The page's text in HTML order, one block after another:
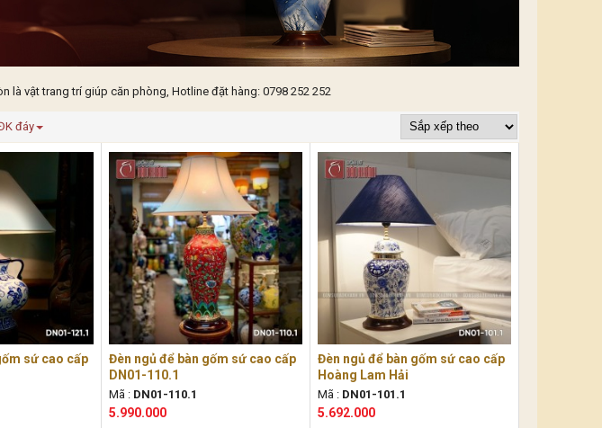
là vật trang trí giúp căn phòng, Hotline đặt hàng: 0798 252 252
đáy
sứ cao cấp
Đèn ngủ để bàn gốm sứ cao cấp
DN01-110.1
Mã : DN01-110.1
5.990.000
Đèn ngủ để bàn gốm sứ cao cấp
Hoàng Lam Hải
Mã : DN01-101.1
5.692.000